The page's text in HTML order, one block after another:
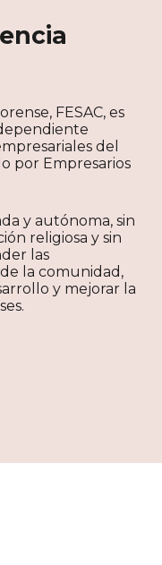
FESAC, es
del
por Empresarios
y autónoma, sin
religiosa y sin
las
la comunidad,
y mejorar la